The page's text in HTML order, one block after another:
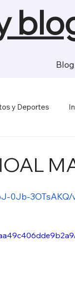
Blog
y Deportes
0Jb-3OTsAKQ/